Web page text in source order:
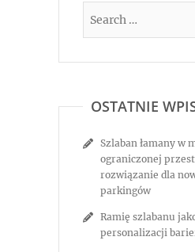
OSTATNIE
Szlaban łamany w
ograniczonej
rozwiązanie dla
parkingów
Ramię szlabanu
personalizacji